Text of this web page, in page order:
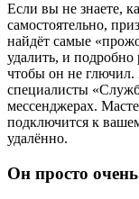
Если вы не знаете,
самостоятельно,
найдёт самые
удалить, и подробно
чтобы он не глючил.
специалисты
мессенджерах.
подключится к
удалённо.
Он просто